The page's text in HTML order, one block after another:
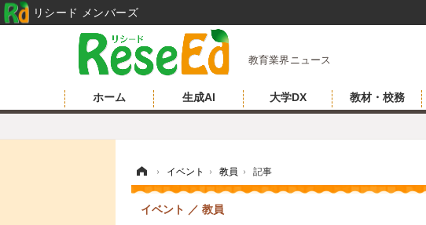
教育業界ニュース
ホーム 生成AI 大学DX 教材・校務
› イベント › 教員 › 記事
イベント 教員
リシード メンバーズ